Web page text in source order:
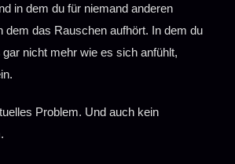
in dem du für niemand anderen
dem das Rauschen aufhört. In dem du
nicht mehr wie es sich anfühlt,
Problem. Und auch kein